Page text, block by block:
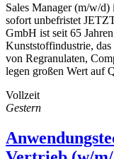
Sales Manager (m/w/
sofort unbefristet
GmbH ist seit 65
Kunststoffindustrie,
von Regranulaten,
legen großen Wert auf
Vollzeit
Gestern